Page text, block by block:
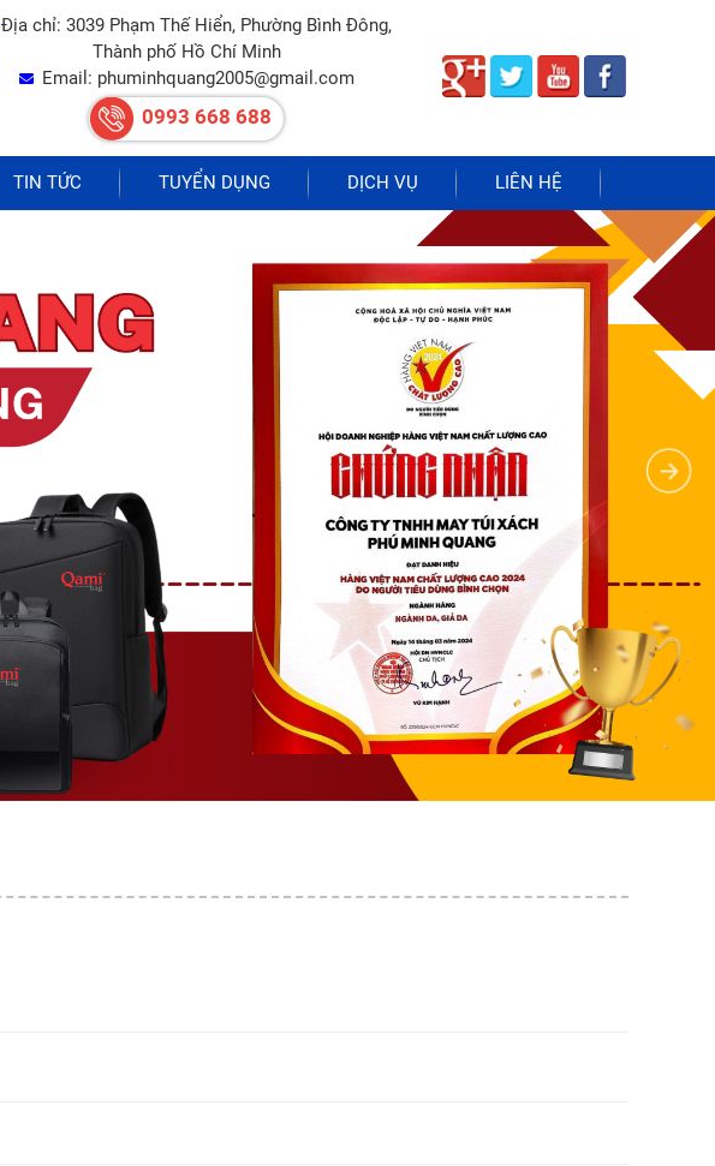
Địa chỉ: 3039 Phạm Thế Hiển, Phường Bình Đông,
Thành phố Hồ Chí Minh
Email: phuminhquang2005@gmail.com
0993 668 688
TIN TỨC TUYỂN DỤNG DỊCH VỤ LIÊN HỆ